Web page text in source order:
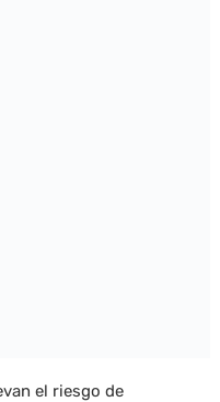
el riesgo de